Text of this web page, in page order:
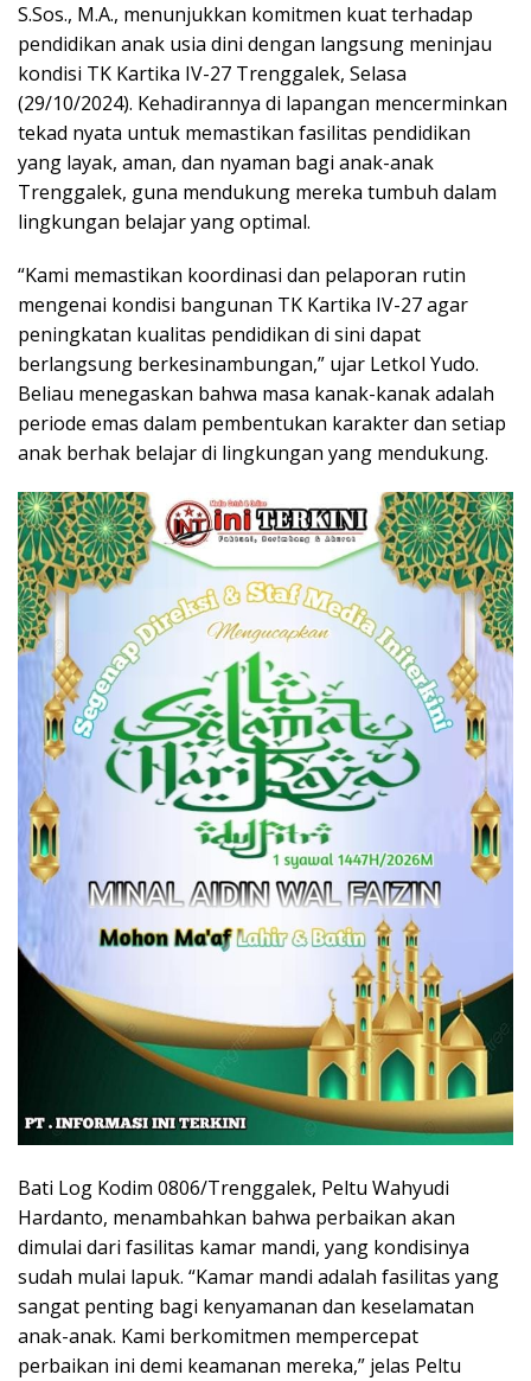
S.Sos., M.A., menunjukkan komitmen kuat terhadap
pendidikan anak usia dini dengan langsung meninjau
kondisi TK Kartika IV-27 Trenggalek, Selasa
(29/10/2024). Kehadirannya di lapangan mencerminkan
tekad nyata untuk memastikan fasilitas pendidikan
yang layak, aman, dan nyaman bagi anak-anak
Trenggalek, guna mendukung mereka tumbuh dalam
lingkungan belajar yang optimal.
“Kami memastikan koordinasi dan pelaporan rutin
mengenai kondisi bangunan TK Kartika IV-27 agar
peningkatan kualitas pendidikan di sini dapat
berlangsung berkesinambungan,” ujar Letkol Yudo.
Beliau menegaskan bahwa masa kanak-kanak adalah
periode emas dalam pembentukan karakter dan setiap
anak berhak belajar di lingkungan yang mendukung.
Bati Log Kodim 0806/Trenggalek, Peltu Wahyudi
Hardanto, menambahkan bahwa perbaikan akan
dimulai dari fasilitas kamar mandi, yang kondisinya
sudah mulai lapuk. “Kamar mandi adalah fasilitas yang
sangat penting bagi kenyamanan dan keselamatan
anak-anak. Kami berkomitmen mempercepat
perbaikan ini demi keamanan mereka,” jelas Peltu